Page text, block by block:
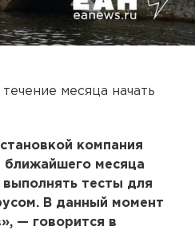
месяца начать
компания
ближайшего месяца
выполнять тесты для
В данный момент
— говорится в